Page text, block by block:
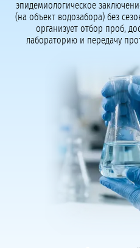
эпидемиологическое
(на объект водозабора) без
организует отбор проб,
лабораторию и передачу